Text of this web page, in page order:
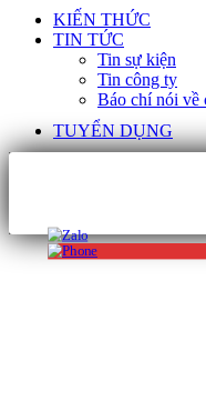
KIẾN THỨC
TIN TỨC
Tin sự kiện
Tin công ty
Báo chí nói về
TUYỂN DỤNG